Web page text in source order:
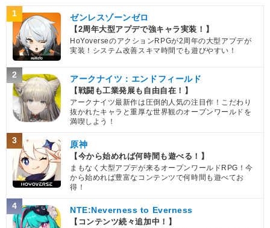
1 ゼンレスゾーンゼロ
【2周年大型アプデで強キャラ実装！】
HoYoverseのアクションRPGが2周年の大型アプデが
実装！システム改善スキマ時間でも遊びやすい！
2 アークナイツ：エンドフィールド
【戦闘も工業発展も自由自在！】
アークナイツ最新作は圧倒的人気の注目作！こだわり
抜かれたキャラと重厚な世界観のオープンワールドを
満喫しよう！
3 原神
【今から始めれば何時間も遊べる！】
まもなく大型アプデが来るオープンワールドRPG！今
から始めれば豊富なコンテンツで何時間も遊べてお
得！
4 NTE:Neverness to Everness
【コンテンツ続々追加中！】